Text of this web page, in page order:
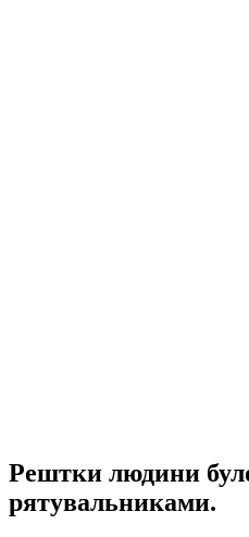
Рештки людини
рятувальниками.